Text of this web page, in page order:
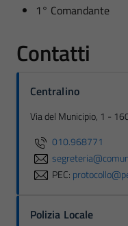
1° Comandante
Contatti
Centralino
Via del Municipio, 1 -
010.968771
PEC:
Polizia Locale